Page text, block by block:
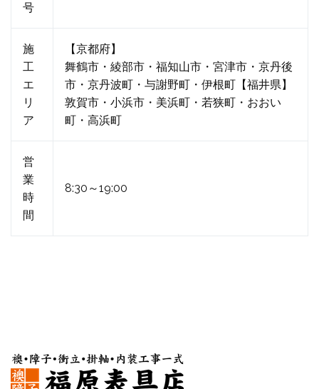
号
施
工
エ
リ
ア
【京都府】
舞鶴市・綾部市・福知山市・宮津市・京丹後
市・京丹波町・与謝野町・伊根町【福井県】
敦賀市・小浜市・美浜町・若狭町・おおい
町・高浜町
営
業
時
間
8:30～19:00